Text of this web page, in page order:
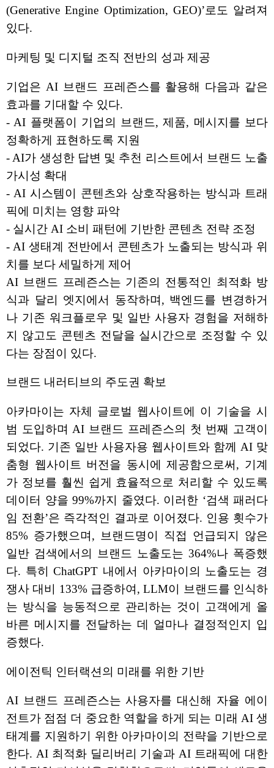
(Generative Engine Optimization, GEO)’로도 알려져
있다.
마케팅 및 디지털 조직 전반의 성과 제공
기업은 AI 브랜드 프레즌스를 활용해 다음과 같은
효과를 기대할 수 있다.
- AI 플랫폼이 기업의 브랜드, 제품, 메시지를 보다
정확하게 표현하도록 지원
- AI가 생성한 답변 및 추천 리스트에서 브랜드 노출
가시성 확대
- AI 시스템이 콘텐츠와 상호작용하는 방식과 트래
픽에 미치는 영향 파악
- 실시간 AI 소비 패턴에 기반한 콘텐츠 전략 조정
- AI 생태계 전반에서 콘텐츠가 노출되는 방식과 위
치를 보다 세밀하게 제어
AI 브랜드 프레즌스는 기존의 전통적인 최적화 방
식과 달리 엣지에서 동작하며, 백엔드를 변경하거
나 기존 워크플로우 및 일반 사용자 경험을 저해하
지 않고도 콘텐츠 전달을 실시간으로 조정할 수 있
다는 장점이 있다.
브랜드 내러티브의 주도권 확보
아카마이는 자체 글로벌 웹사이트에 이 기술을 시
범 도입하며 AI 브랜드 프레즌스의 첫 번째 고객이
되었다. 기존 일반 사용자용 웹사이트와 함께 AI 맞
춤형 웹사이트 버전을 동시에 제공함으로써, 기계
가 정보를 훨씬 쉽게 효율적으로 처리할 수 있도록
데이터 양을 99%까지 줄였다. 이러한 ‘검색 패러다
임 전환’은 즉각적인 결과로 이어졌다. 인용 횟수가
85% 증가했으며, 브랜드명이 직접 언급되지 않은
일반 검색에서의 브랜드 노출도는 364%나 폭증했
다. 특히 ChatGPT 내에서 아카마이의 노출도는 경
쟁사 대비 133% 급증하여, LLM이 브랜드를 인식하
는 방식을 능동적으로 관리하는 것이 고객에게 올
바른 메시지를 전달하는 데 얼마나 결정적인지 입
증했다.
에이전틱 인터랙션의 미래를 위한 기반
AI 브랜드 프레즌스는 사용자를 대신해 자율 에이
전트가 점점 더 중요한 역할을 하게 되는 미래 AI 생
태계를 지원하기 위한 아카마이의 전략을 기반으로
한다. AI 최적화 딜리버리 기술과 AI 트래픽에 대한